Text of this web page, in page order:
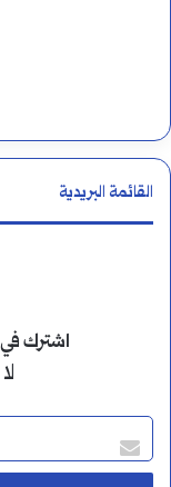
القائمة البريدية
اشترك في